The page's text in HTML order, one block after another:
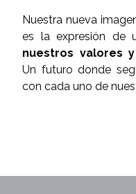
Nuestra nueva
es la expresión de
nuestros valores
Un futuro donde
con cada uno de